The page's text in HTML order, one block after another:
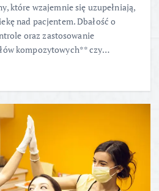
które wzajemnie się uzupełniają,
nad pacjentem. Dbałość o
oraz zastosowanie
kompozytowych** czy…